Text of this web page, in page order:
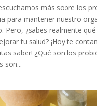
más sobre los
para mantener nuestro
Pero, ¿sabes realmente
tu salud? ¡Hoy te
saber! ¿Qué son los
son...